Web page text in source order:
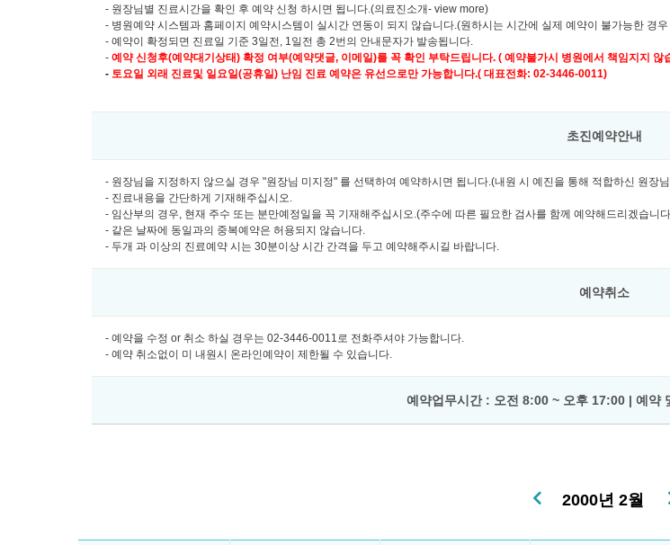
- 원장님별 진료시간을 확인 후 예약 신청 하시면 됩니다.(의료진소개- view more)
- 병원예약 시스템과 홈페이지 예약시스템이 실시간 연동이 되지 않습니다.(원하시는 시간에 실제 예약이 불가능한 경
- 예약이 확정되면 진료일 기준 3일전, 1일전 총 2번의 안내문자가 발송됩니다.
- 예약 신청후(예약대기상태) 확정 여부(예약댓글, 이메일)를 꼭 확인 부탁드립니다. ( 예약불가시 병원에서 책임지지 않
- 토요일 외래 진료및 일요일(공휴일) 난임 진료 예약은 유선으로만 가능합니다.( 대표전화: 02-3446-0011)
초진예약안내
- 원장님을 지정하지 않으실 경우 "원장님 미지정" 를 선택하여 예약하시면 됩니다.(내원 시 예진을 통해 적합하신 원장
- 진료내용을 간단하게 기재해주십시오.
- 임산부의 경우, 현재 주수 또는 분만예정일을 꼭 기재해주십시오.(주수에 따른 필요한 검사를 함께 예약해드리겠습니
- 같은 날짜에 동일과의 중복예약은 허용되지 않습니다.
- 두개 과 이상의 진료예약 시는 30분이상 시간 간격을 두고 예약해주시길 바랍니다.
예약취소
- 예약을 수정 or 취소 하실 경우는 02-3446-0011로 전화주셔야 가능합니다.
- 예약 취소없이 미 내원시 온라인예약이 제한될 수 있습니다.
예약업무시간 : 오전 8:00 ~ 오후 17:00 | 예약
2000년 2월